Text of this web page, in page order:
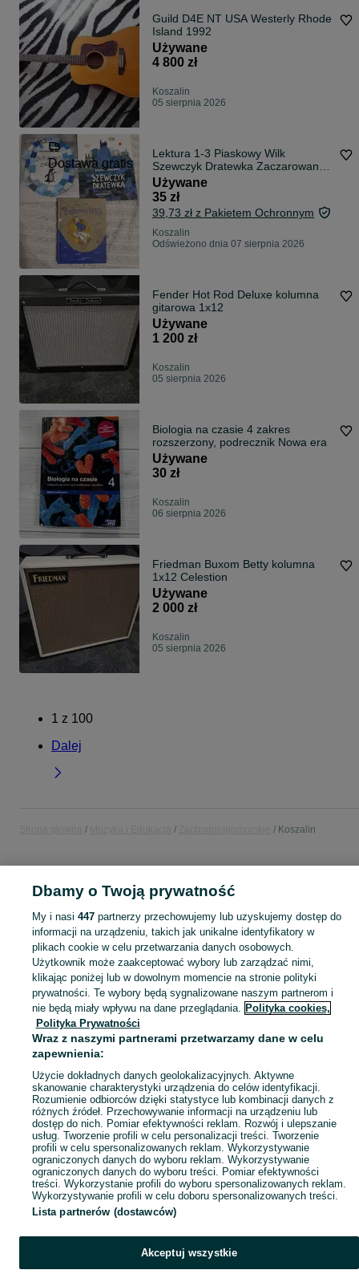
Guild D4E NT USA Westerly Rhode
Island 1992
Używane
4 800 zł
Koszalin
05 sierpnia 2026
Dostawa gratis
Lektura 1-3 Piaskowy Wilk
Szewczyk Dratewka Zaczarowana
Zagroda
Używane
35 zł
39,73 zł z Pakietem Ochronnym
Koszalin
Odświeżono dnia 07 sierpnia 2026
Fender Hot Rod Deluxe kolumna
gitarowa 1x12
Używane
1 200 zł
Koszalin
05 sierpnia 2026
Biologia na czasie 4 zakres
rozszerzony, podrecznik Nowa era
Używane
30 zł
Koszalin
06 sierpnia 2026
Friedman Buxom Betty kolumna
1x12 Celestion
Używane
2 000 zł
Koszalin
05 sierpnia 2026
1 z 100
Dalej
Koszalin
KATEGORIA
Sprzedaż towarów dla relaksu, twórczości i nauki Koszalin ▶️ Nowe i używane instrumenty, książki, filmy i inne ✌ Kupuj i sprzedawaj na OLX.pl!
Mapa kategorii
Mapa miejscowości
Mapa ministron
Popularne wyszukiwania
Dbamy o Twoją prywatność
My i nasi 447partnerzy przechowujemy lub uzyskujemy dostęp do
informacji na urządzeniu, takich jak unikalne identyfikatory w
plikach cookie w celu przetwarzania danych osobowych.
Użytkownik może zaakceptować wybory lub zarządzać nimi,
klikając poniżej lub w dowolnym momencie na stronie polityki
prywatności. Te wybory będą sygnalizowane naszym partnerom i
nie będą miały wpływu na dane przeglądania. Polityka cookies,
Polityka Prywatności
Wraz z naszymi partnerami przetwarzamy dane w celu
zapewnienia:
Użycie dokładnych danych geolokalizacyjnych. Aktywne
skanowanie charakterystyki urządzenia do celów identyfikacji.
Rozumienie odbiorców dzięki statystyce lub kombinacji danych z
różnych źródeł. Przechowywanie informacji na urządzeniu lub
dostęp do nich. Pomiar efektywności reklam. Rozwój i ulepszanie
usług. Tworzenie profili w celu personalizacji treści. Tworzenie
profili w celu spersonalizowanych reklam. Wykorzystywanie
ograniczonych danych do wyboru reklam. Wykorzystywanie
ograniczonych danych do wyboru treści. Pomiar efektywności
treści. Wykorzystanie profili do wyboru spersonalizowanych reklam.
Wykorzystywanie profili w celu doboru spersonalizowanych treści.
Lista partnerów (dostawców)
Akceptuj wszystkie